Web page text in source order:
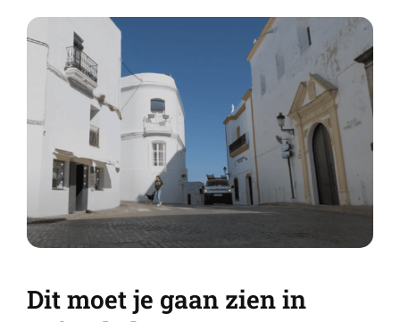
Dit moet je gaan zien in